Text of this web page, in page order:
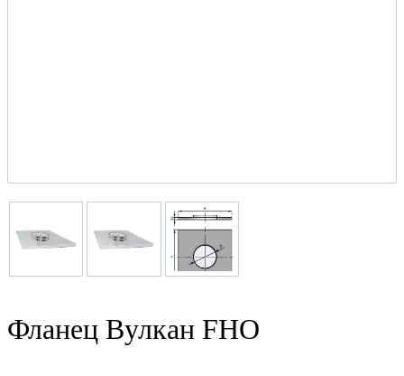
Фланец Вулкан FHO